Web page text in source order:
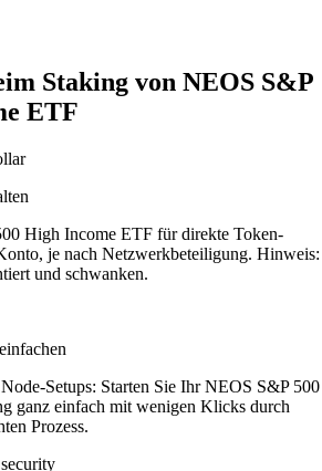
Staking von NEOS S&P
ETF
High Income ETF für direkte Token-
je nach Netzwerkbeteiligung. Hinweis:
und schwanken.
Setups: Starten Sie Ihr NEOS S&P 500
ganz einfach mit wenigen Klicks durch
Prozess.